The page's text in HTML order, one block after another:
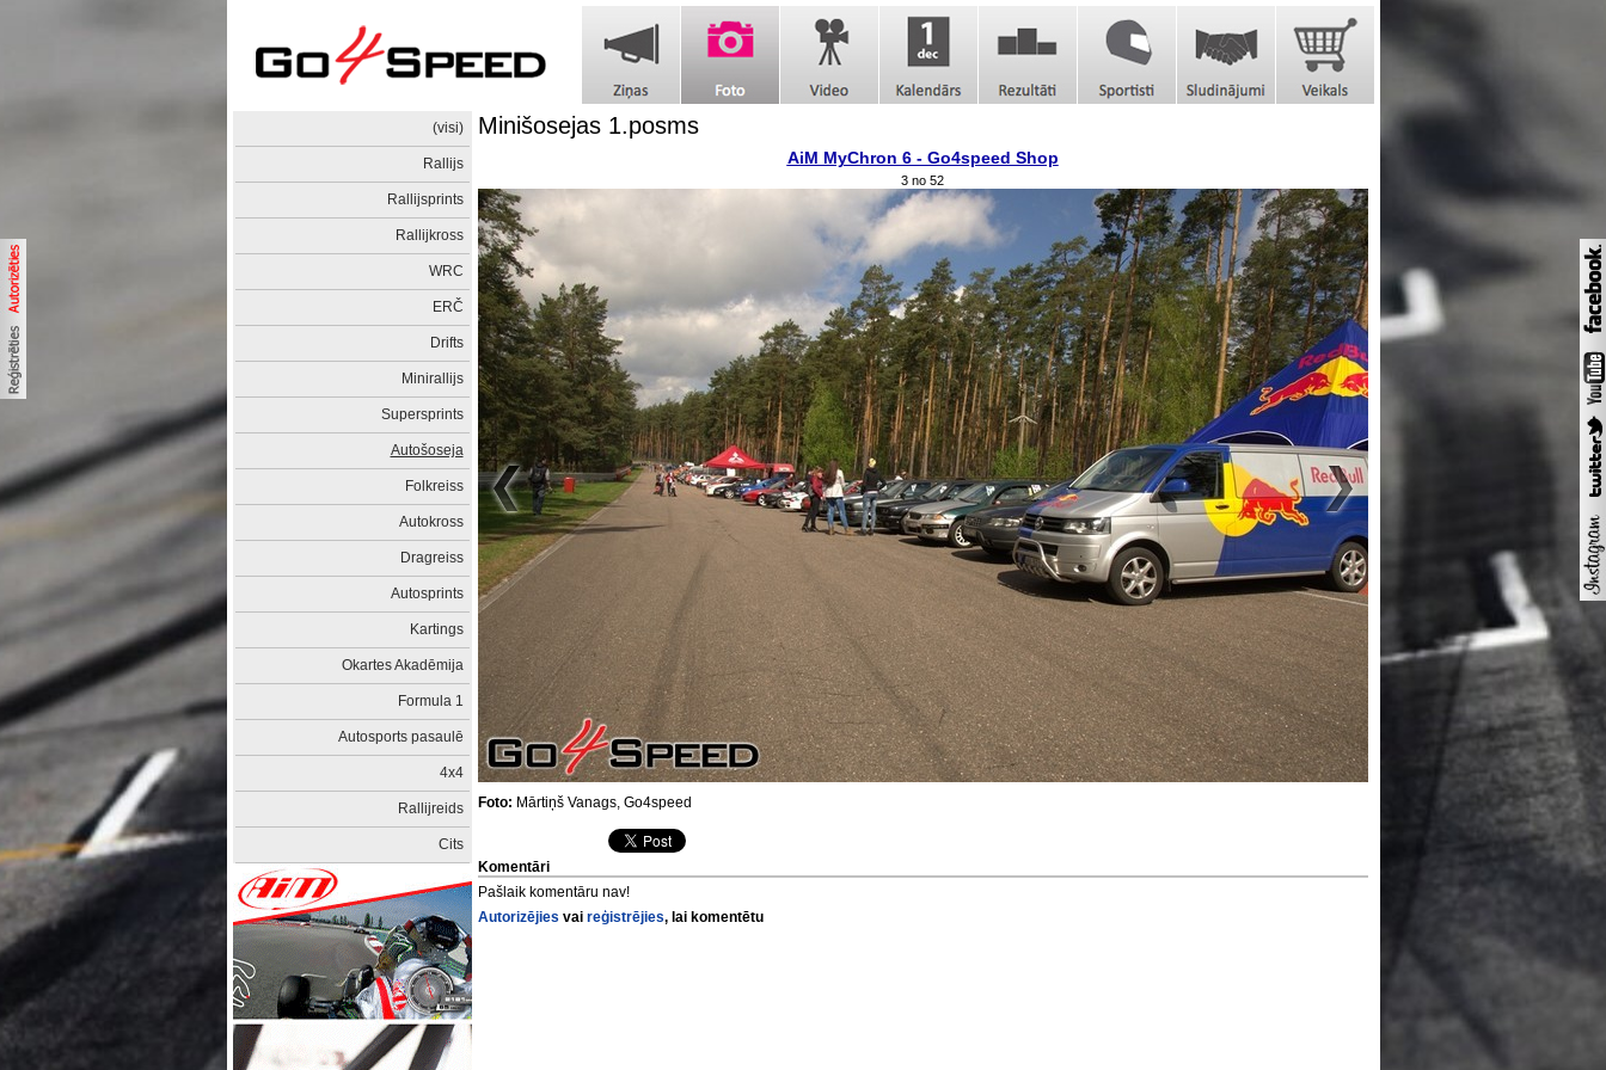
(visi)
Rallijs
Rallijsprints
Rallijkross
WRC
ERČ
Drifts
Minirallijs
Supersprints
Autošoseja
Folkreiss
Autokross
Dragreiss
Autosprints
Kartings
Okartes Akadēmija
Formula 1
Autosports pasaulē
4x4
Rallijreids
Cits
Minišosejas 1.posms
AiM MyChron 6 - Go4speed Shop
3 no 52
Foto: Mārtiņš Vanags, Go4speed
Komentāri
Pašlaik komentāru nav!
Autorizējies vai reģistrējies, lai komentētu